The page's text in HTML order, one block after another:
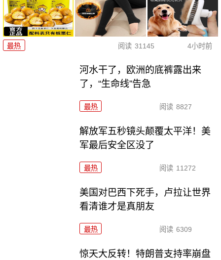
最热 阅读 31145 4小时前
河水干了，欧洲的底裤露出来
了，“生命线”告急
最热 阅读 8827
解放军五秒镜头颠覆太平洋！美
军最后安全区没了
最热 阅读 11272
美国对巴西下死手，卢拉让世界
看清谁才是真朋友
最热 阅读 6309
惊天大反转！特朗普支持率崩盘